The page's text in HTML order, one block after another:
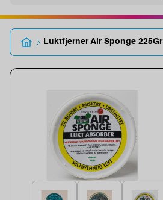
Luktfjerner Air Sponge 225Gr